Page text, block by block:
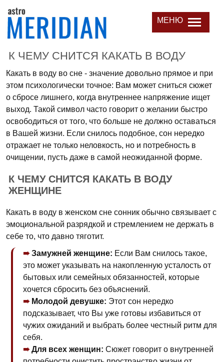
МЕНЮ
К ЧЕМУ СНИТСЯ КАКАТЬ В ВОДУ
Какать в воду во сне - значение довольно прямое и при
этом психологически точное: Вам может сниться сюжет
о сбросе лишнего, когда внутреннее напряжение ищет
выход. Такой символ часто говорит о желании быстро
освободиться от того, что больше не должно оставаться
в Вашей жизни. Если снилось подобное, сон нередко
отражает не только неловкость, но и потребность в
очищении, пусть даже в самой неожиданной форме.
К ЧЕМУ СНИТСЯ КАКАТЬ В ВОДУ
ЖЕНЩИНЕ
Какать в воду в женском сне сонник обычно связывает с
эмоциональной разрядкой и стремлением не держать в
себе то, что давно тяготит.
Замужней женщине: Если Вам снилось такое,
это может указывать на накопленную усталость от
бытовых или семейных обязанностей, которые
хочется сбросить без объяснений.
Молодой девушке: Этот сон нередко
подсказывает, что Вы уже готовы избавиться от
чужих ожиданий и выбрать более честный ритм для
себя.
Для всех женщин: Сюжет говорит о внутренней